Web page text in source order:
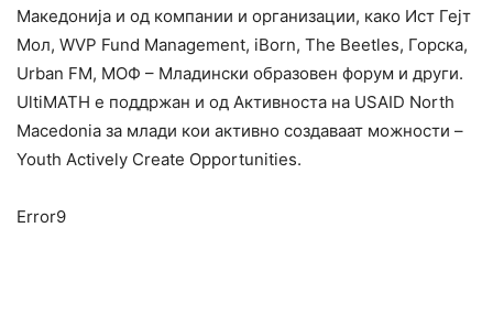
Македонија и од компании и организации, како Ист Гејт
Мол, WVP Fund Management, iBorn, The Beetles, Горска,
Urban FM, МОФ – Младински образовен форум и други.
UltiMATH е поддржан и од Активноста на USAID North
Macedonia за млади кои активно создаваат можности –
Youth Actively Create Opportunities.
Error9